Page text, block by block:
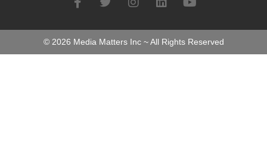
© 2026 Media Matters Inc ~ All Rights Reserved